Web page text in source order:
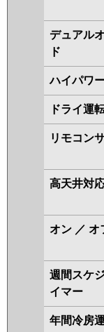
デュアル
ド
ハイパワ
ドライ運
リモコン
高天井対
オン ／ オ
週間スケ
イマー
年間冷房